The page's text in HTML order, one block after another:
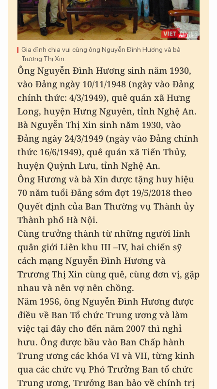
Gia đình chia vui cùng ông Nguyễn Đình Hương và bà
Trương Thị Xin.
Ông Nguyễn Đình Hương sinh năm 1930,
vào Đảng ngày 10/11/1948 (ngày vào Đảng
chính thức: 4/3/1949), quê quán xã Hưng
Long, huyện Hưng Nguyên, tỉnh Nghệ An.
Bà Nguyễn Thị Xin sinh năm 1930, vào
Đảng ngày 24/3/1949 (ngày vào Đảng chính
thức 16/6/1949), quê quán xã Tiến Thủy,
huyện Quỳnh Lưu, tỉnh Nghệ An.
Ông Hương và bà Xin được tặng huy hiệu
70 năm tuổi Đảng sớm đợt 19/5/2018 theo
Quyết định của Ban Thường vụ Thành ủy
Thành phố Hà Nội.
Cùng trưởng thành từ những người lính
quân giới Liên khu III –IV, hai chiến sỹ
cách mạng Nguyễn Đình Hương và
Trương Thị Xin cùng quê, cùng đơn vị, gặp
nhau và nên vợ nên chồng.
Năm 1956, ông Nguyễn Đình Hương được
điều về Ban Tổ chức Trung ương và làm
việc tại đây cho đến năm 2007 thì nghỉ
hưu. Ông được bầu vào Ban Chấp hành
Trung ương các khóa VI và VII, từng kinh
qua các chức vụ Phó Trưởng Ban tổ chức
Trung ương, Trưởng Ban bảo về chính trị